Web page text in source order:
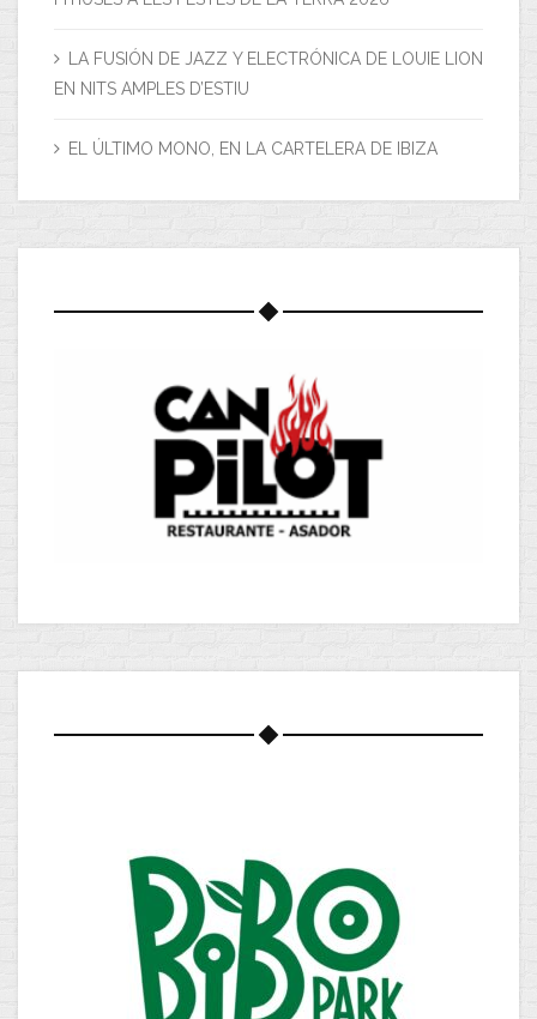
LA FUSIÓN DE JAZZ Y ELECTRÓNICA DE LOUIE LION
EN NITS AMPLES D’ESTIU
EL ÚLTIMO MONO, EN LA CARTELERA DE IBIZA